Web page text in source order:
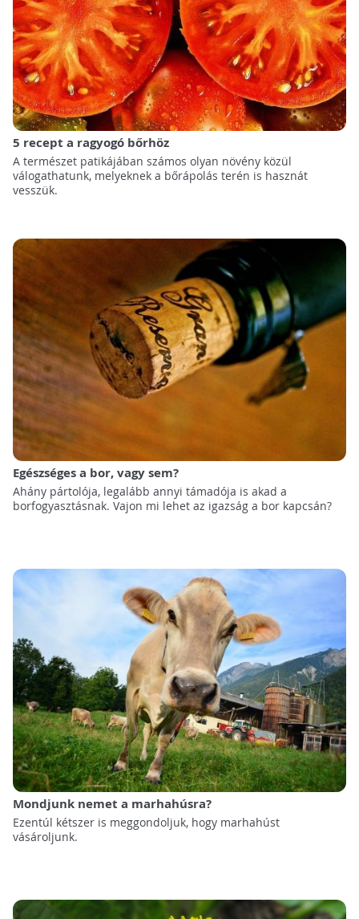
5 recept a ragyogó bőrhöz
A természet patikájában számos olyan növény közül
válogathatunk, melyeknek a bőrápolás terén is hasznát
vesszük.
Egészséges a bor, vagy sem?
Ahány pártolója, legalább annyi támadója is akad a
borfogyasztásnak. Vajon mi lehet az igazság a bor kapcsán?
Mondjunk nemet a marhahúsra?
Ezentúl kétszer is meggondoljuk, hogy marhahúst
vásároljunk.